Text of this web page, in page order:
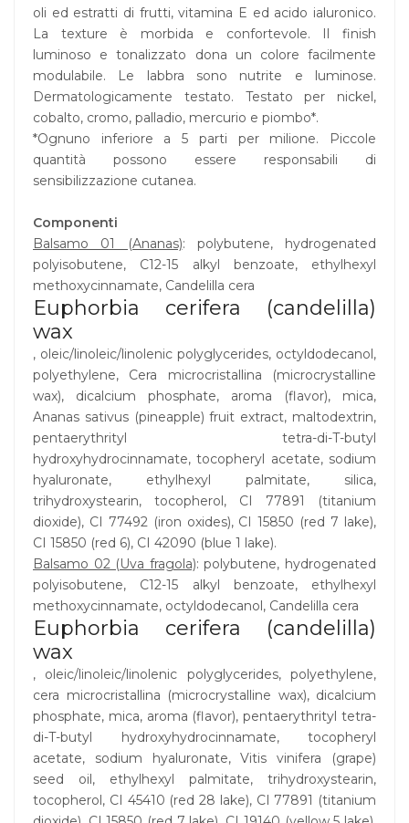
oli ed estratti di frutti, vitamina E ed acido ialuronico.
La texture è morbida e confortevole. Il finish
luminoso e tonalizzato dona un colore facilmente
modulabile. Le labbra sono nutrite e luminose.
Dermatologicamente testato. Testato per nickel,
cobalto, cromo, palladio, mercurio e piombo*.
*Ognuno inferiore a 5 parti per milione. Piccole
quantità possono essere responsabili di
sensibilizzazione cutanea.
Componenti
Balsamo 01 (Ananas): polybutene, hydrogenated
polyisobutene, C12-15 alkyl benzoate, ethylhexyl
methoxycinnamate, Candelilla cera
Euphorbia cerifera (candelilla)
wax
, oleic/linoleic/linolenic polyglycerides, octyldodecanol,
polyethylene, Cera microcristallina (microcrystalline
wax), dicalcium phosphate, aroma (flavor), mica,
Ananas sativus (pineapple) fruit extract, maltodextrin,
pentaerythrityl tetra-di-T-butyl
hydroxyhydrocinnamate, tocopheryl acetate, sodium
hyaluronate, ethylhexyl palmitate, silica,
trihydroxystearin, tocopherol, CI 77891 (titanium
dioxide), CI 77492 (iron oxides), CI 15850 (red 7 lake),
CI 15850 (red 6), CI 42090 (blue 1 lake).
Balsamo 02 (Uva fragola): polybutene, hydrogenated
polyisobutene, C12-15 alkyl benzoate, ethylhexyl
methoxycinnamate, octyldodecanol, Candelilla cera
Euphorbia cerifera (candelilla)
wax
, oleic/linoleic/linolenic polyglycerides, polyethylene,
cera microcristallina (microcrystalline wax), dicalcium
phosphate, mica, aroma (flavor), pentaerythrityl tetra-
di-T-butyl hydroxyhydrocinnamate, tocopheryl
acetate, sodium hyaluronate, Vitis vinifera (grape)
seed oil, ethylhexyl palmitate, trihydroxystearin,
tocopherol, CI 45410 (red 28 lake), CI 77891 (titanium